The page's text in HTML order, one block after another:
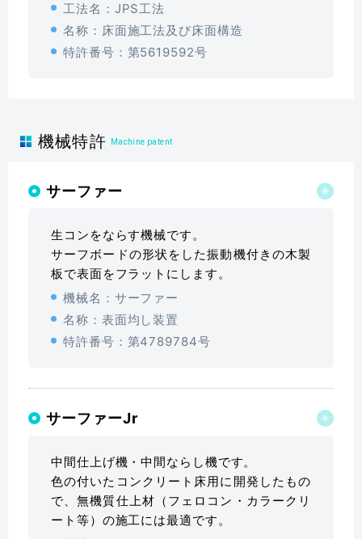
工法名：JPS工法
名称：床面施工法及び床面構造
特許番号：第5619592号
機械特許 Machine patent
サーファー
生コンをならす機械です。
サーフボードの形状をした振動機付きの木製
板で表面をフラットにします。
機械名：サーファー
名称：表面均し装置
特許番号：第4789784号
サーファーJr
中間仕上げ機・中間ならし機です。
色の付いたコンクリート床用に開発したもの
で、無機質仕上材（フェロコン・カラークリ
ート等）の施工には最適です。